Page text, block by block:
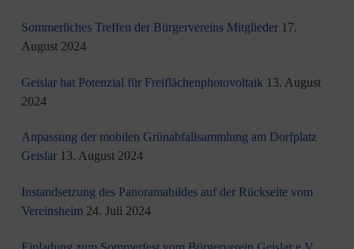
Sommerliches Treffen der Bürgervereins Mitglieder 17.
August 2024
Geislar hat Potenzial für Freiflächenphotovoltaik 13. August
2024
Anpassung der mobilen Grünabfallsammlung am Dorfplatz
Geislar 13. August 2024
Instandsetzung des Panoramabildes auf der Rückseite vom
Vereinsheim 24. Juli 2024